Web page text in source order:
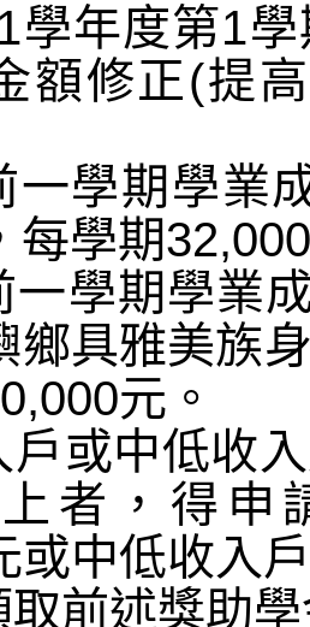
年度第1
額修正(提
一學期學業
每學期
一學期學業
鄉具雅美族
元。
戶或中低收
者，得申
或中低收入
取前述獎助